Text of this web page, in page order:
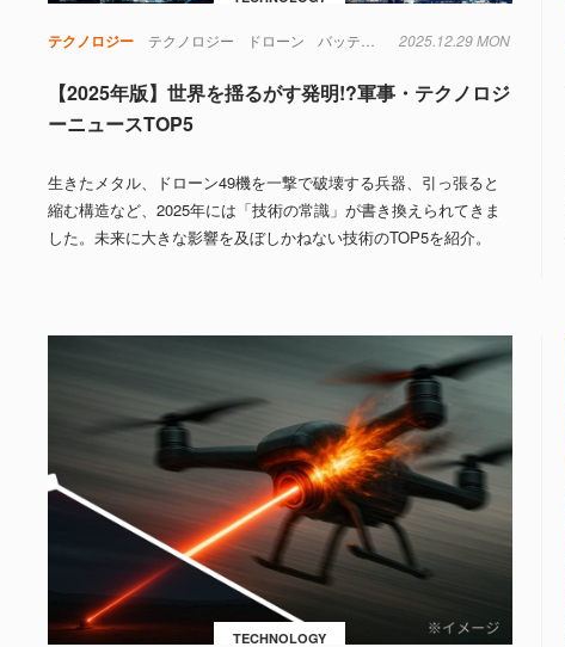
テクノロジー テクノロジー ドローン バッテリー ロボット 材料
2025.12.29 MON
【2025年版】世界を揺るがす発明!?軍事・テクノロジ
ーニュースTOP5
生きたメタル、ドローン49機を一撃で破壊する兵器、引っ張ると
縮む構造など、2025年には「技術の常識」が書き換えられてきま
した。未来に大きな影響を及ぼしかねない技術のTOP5を紹介。
TECHNOLOGY